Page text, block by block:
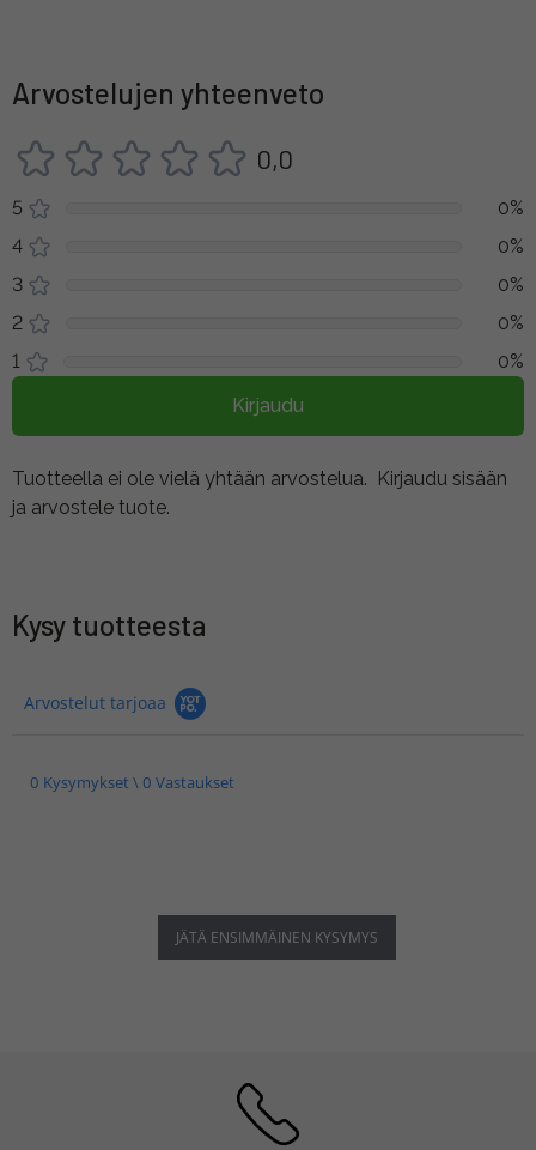
Arvostelujen yhteenveto
0,0
5
0%
4
0%
3
0%
2
0%
1
0%
Kirjaudu
Tuotteella ei ole vielä yhtään arvostelua. Kirjaudu sisään
ja arvostele tuote.
Kysy tuotteesta
Arvostelut tarjoaa
0 Kysymykset \ 0 Vastaukset
JÄTÄ ENSIMMÄINEN KYSYMYS